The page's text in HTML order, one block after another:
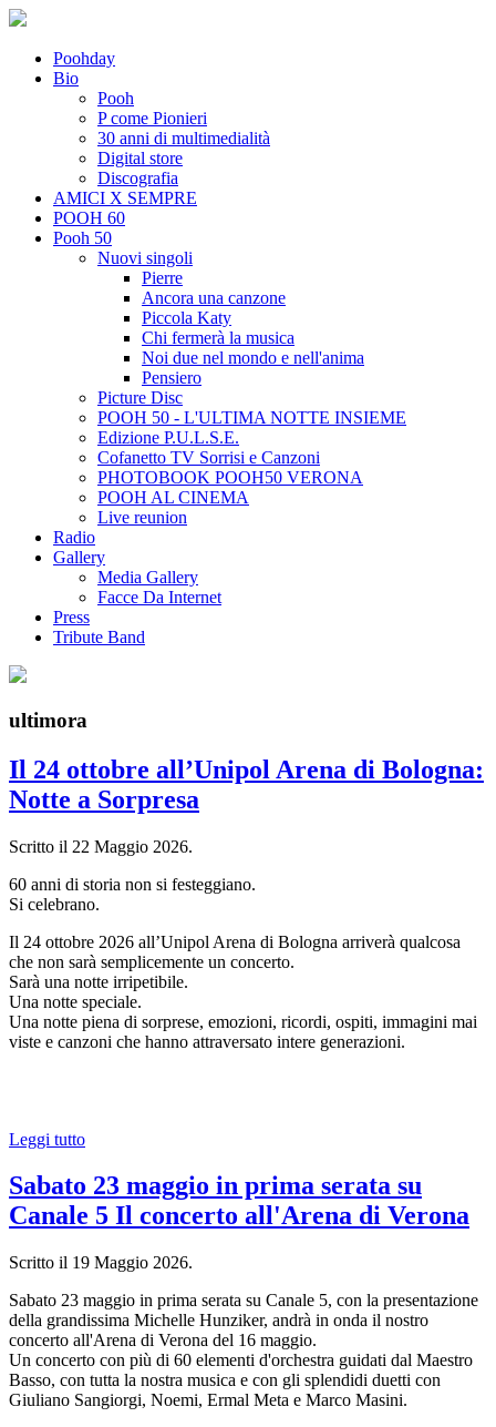
Poohday
Bio
Pooh
P come Pionieri
30 anni di multimedialità
Digital store
Discografia
AMICI X SEMPRE
POOH 60
Pooh 50
Nuovi singoli
Pierre
Ancora una canzone
Piccola Katy
Chi fermerà la musica
Noi due nel mondo e nell'anima
Pensiero
Picture Disc
POOH 50 - L'ULTIMA NOTTE INSIEME
Edizione P.U.L.S.E.
Cofanetto TV Sorrisi e Canzoni
PHOTOBOOK POOH50 VERONA
POOH AL CINEMA
Live reunion
Radio
Gallery
Media Gallery
Facce Da Internet
Press
Tribute Band
ultimora
Il 24 ottobre all’Unipol Arena di Bologna:
Notte a Sorpresa
Scritto il 22 Maggio 2026.
60 anni di storia non si festeggiano.
Si celebrano.
Il 24 ottobre 2026 all’Unipol Arena di Bologna arriverà qualcosa
che non sarà semplicemente un concerto.
Sarà una notte irripetibile.
Una notte speciale.
Una notte piena di sorprese, emozioni, ricordi, ospiti, immagini mai
viste e canzoni che hanno attraversato intere generazioni.
Leggi tutto
Sabato 23 maggio in prima serata su
Canale 5 Il concerto all'Arena di Verona
Scritto il 19 Maggio 2026.
Sabato 23 maggio in prima serata su Canale 5, con la presentazione
della grandissima Michelle Hunziker, andrà in onda il nostro
concerto all'Arena di Verona del 16 maggio.
Un concerto con più di 60 elementi d'orchestra guidati dal Maestro
Basso, con tutta la nostra musica e con gli splendidi duetti con
Giuliano Sangiorgi, Noemi, Ermal Meta e Marco Masini.